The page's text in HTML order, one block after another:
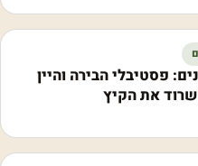
פסטיבלי הבירה והיין
את הקיץ